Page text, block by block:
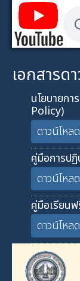
เอกสารด
นโยบายก
Policy)
ดาวน์โหลด
คู่มือการป
ดาวน์โหลด
คู่มือเรียน
ดาวน์โหลด